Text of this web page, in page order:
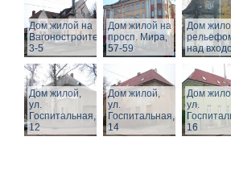
Дом жилой на
Вагоностроительной
3-5
Дом жилой на
просп. Мира,
57-59
Дом
над
Дом жилой,
ул.
Госпитальная,
12
Дом жилой,
ул.
Госпитальная,
14
Дом
ул.
16